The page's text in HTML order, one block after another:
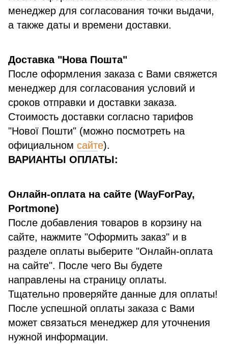
менеджер для согласования точки выдачи,
а также даты и времени доставки.
Доставка "Нова Пошта"
После оформления заказа с Вами свяжется
менеджер для согласования условий и
сроков отправки и доставки заказа.
Стоимость доставки согласно тарифов
"Нової Пошти" (можно посмотреть на
официальном сайте).
ВАРИАНТЫ ОПЛАТЫ:
Онлайн-оплата на сайте (WayForPay,
Portmone)
После добавления товаров в корзину на
сайте, нажмите "Оформить заказ" и в
разделе оплаты выберите "Онлайн-оплата
на сайте". После чего Вы будете
направлены на страницу оплаты.
Тщательно проверяйте данные для оплаты!
После успешной оплаты заказа с Вами
может связаться менеджер для уточнения
нужной информации.